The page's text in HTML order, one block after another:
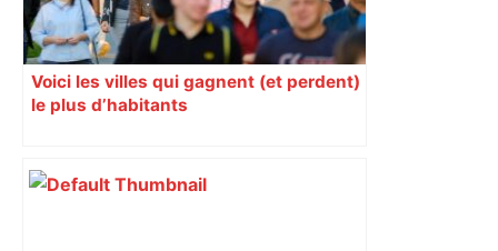
Voici les villes qui gagnent (et perdent)
le plus d’habitants